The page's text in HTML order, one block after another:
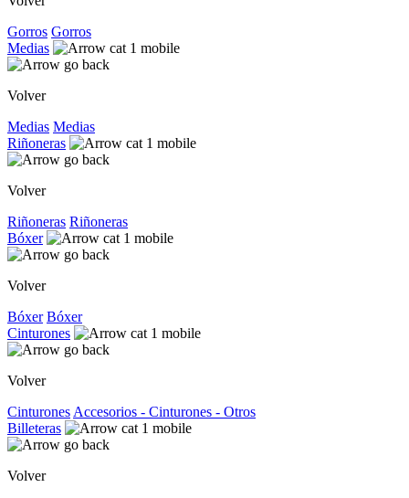
Gorros Gorros
Medias
Volver
Medias Medias
Riñoneras
Volver
Riñoneras Riñoneras
Bóxer
Volver
Bóxer Bóxer
Cinturones
Volver
Cinturones Accesorios - Cinturones - Otros
Billeteras
Volver